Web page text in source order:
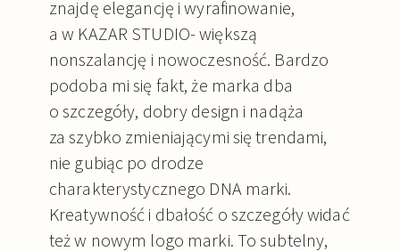
znajdę elegancję i wyrafinowanie,
a w KAZAR STUDIO- większą
nonszalancję i nowoczesność. Bardzo
podoba mi się fakt, że marka dba
o szczegóły, dobry design i nadąża
za szybko zmieniającymi się trendami,
nie gubiąc po drodze
charakterystycznego DNA marki.
Kreatywność i dbałość o szczegóły widać
też w nowym logo marki. To subtelny,